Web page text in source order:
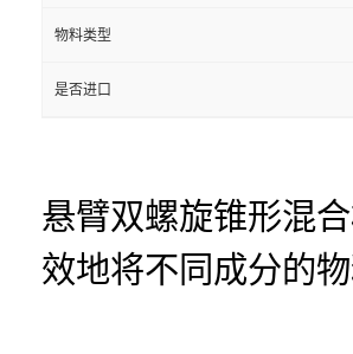
物料类型
是否进口
悬臂双螺旋锥形混
效地将不同成分的